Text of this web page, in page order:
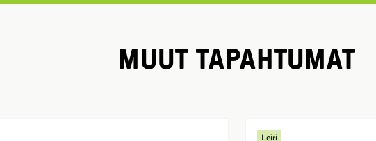
MUUT TAPAHTUMAT
Leiri